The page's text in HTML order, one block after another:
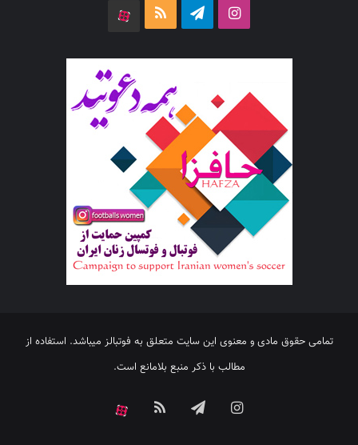
اینستاگرامتلگرام خوراک
تمامی حقوق مادی و معنوی این سایت متعلق به فوتبالز میباشد. استفاده از
مطالب با ذکر منبع بلامانع است.
اینستاگرامتلگرام خوراک